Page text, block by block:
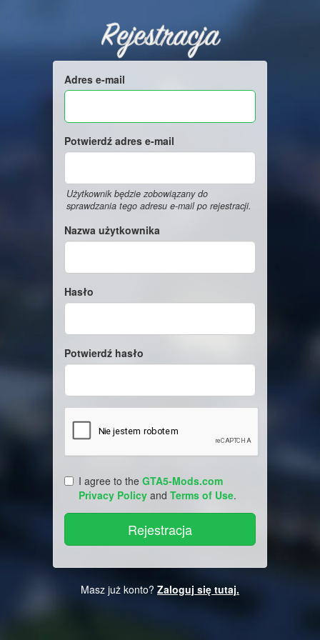
Rejestracja
Adres e-mail
Potwierdź adres e-mail
Użytkownik będzie zobowiązany do
sprawdzania tego adresu e-mail po rejestracji.
Nazwa użytkownika
Hasło
Potwierdź hasło
I agree to the GTA5-Mods.com
Privacy Policy and Terms of Use.
Masz już konto? Zaloguj się tutaj.